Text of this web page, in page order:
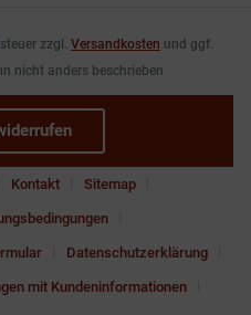
zzgl. Versandkosten und ggf.
nicht anders beschrieben
Kontakt Sitemap
Datenschutzerklärung
mit Kundeninformationen